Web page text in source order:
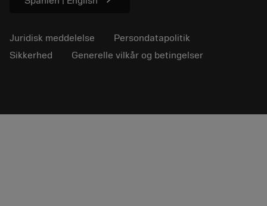
Juridisk meddelelse
Persondatapolitik
Sikkerhed
Generelle vilkår og betingelser